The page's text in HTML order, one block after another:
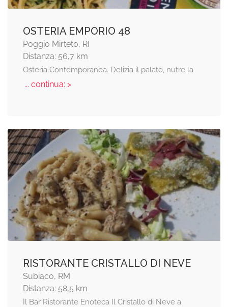
OSTERIA EMPORIO 48
Poggio Mirteto, RI
Distanza: 56,7 km
Osteria Contemporanea. Delizia il palato, nutre la
... continua: >
RISTORANTE CRISTALLO DI NEVE
Subiaco, RM
Distanza: 58,5 km
Il Bar Ristorante Enoteca Il Cristallo di Neve a